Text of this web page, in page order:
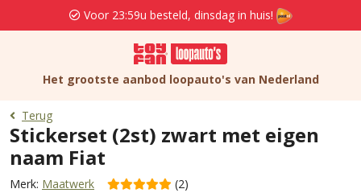
Voor 23:59u besteld, dinsdag in huis!
Het grootste aanbod loopauto's van Nederland
Terug
Stickerset (2st) zwart met eigen
naam Fiat
Merk: Maatwerk (2)